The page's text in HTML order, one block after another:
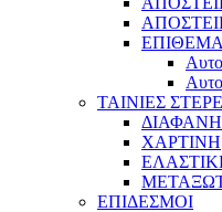
ΤΑΙΝΙΕΣ
ΧΑΡΤΙΝΗ
ΕΠΙΔΕΣΜΟΙ